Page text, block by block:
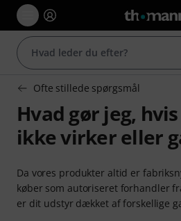
Ofte stillede spørgsmål
Hvad gør jeg,
ikke virker eller
Da vores produkter altid er
køber som autoriseret forhandler
er dit udstyr dækket af forskellige